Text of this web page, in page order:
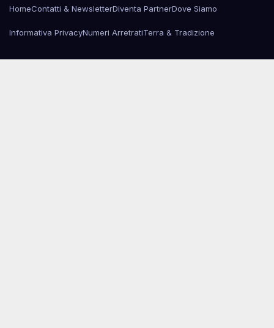
HomeContatti & NewsletterDiventa PartnerDove Siamo
Informativa PrivacyNumeri ArretratiTerra & Tradizione